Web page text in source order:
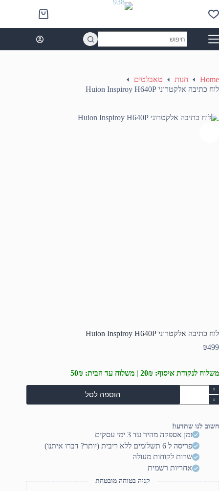
to
content
Shopping
cart
results
Home חנות
טאבלטים
לוח כתיבה אלקטרוני Huion Inspiroy H640P
לוח כתיבה אלקטרוני Huion Inspiroy H640P
₪499
משלוח לנקודת איסוף: 20₪ | משלוח עד הבית: 50₪
כמות
של
לוח
אלקטרוני
Huion
Inspiroy
H640P
הוספה לסל
חשוב לנו שתדעו!
זמן אספקה מהיר עד 3 ימי עסקים
פריסה ל 6 תשלומים ללא ריבית (יותר? דברו איתנו)
שרות לקוחות מעולה
אחריות רשמית
קניה בטוחה מובטחת